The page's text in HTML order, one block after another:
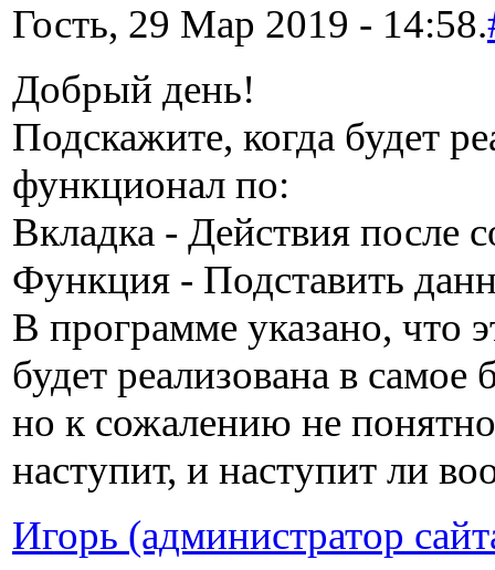
Гость, 29 Мар 2019 - 14:58.
Добрый день!
Подскажите, когда будет
функционал по:
Вкладка - Действия после
Функция - Подставить
В программе указано, что
будет реализована в
но к сожалению не
наступит, и наступит ли
Игорь (администратор